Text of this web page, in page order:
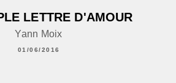
LETTRE D'AMOUR
Yann Moix
01/06/2016